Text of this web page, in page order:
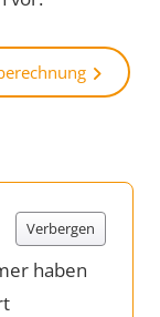
Verbergen
haben